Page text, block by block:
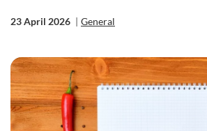
23 April 2026 | General